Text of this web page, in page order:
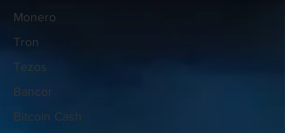
Monero
Tron
Tezos
Bancor
Bitcoin Cash